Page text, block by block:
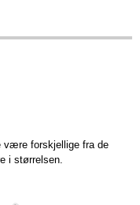
være forskjellige fra de
i størrelsen.